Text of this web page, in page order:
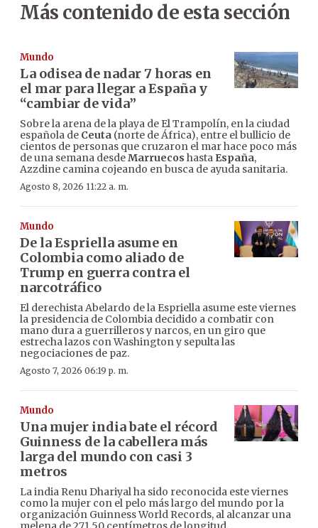
Más contenido de esta sección
Mundo
La odisea de nadar 7 horas en
el mar para llegar a España y
“cambiar de vida”
Sobre la arena de la playa de El Trampolín, en la ciudad
española de Ceuta (norte de África), entre el bullicio de
cientos de personas que cruzaron el mar hace poco más
de una semana desdeMarruecos hasta España,
Azzdine camina cojeando en busca de ayuda sanitaria.
Agosto 8, 2026 11:22 a. m.
Mundo
De la Espriella asume en
Colombia como aliado de
Trump en guerra contra el
narcotráfico
El derechista Abelardo de la Espriella asume este viernes
la presidencia de Colombia decidido a combatir con
mano dura a guerrilleros y narcos, en un giro que
estrecha lazos con Washington y sepulta las
negociaciones de paz.
Agosto 7, 2026 06:19 p. m.
Mundo
Una mujer india bate el récord
Guinness de la cabellera más
larga del mundo con casi 3
metros
La india Renu Dhariyal ha sido reconocida este viernes
como la mujer con el pelo más largo del mundo por la
organización Guinness World Records, al alcanzar una